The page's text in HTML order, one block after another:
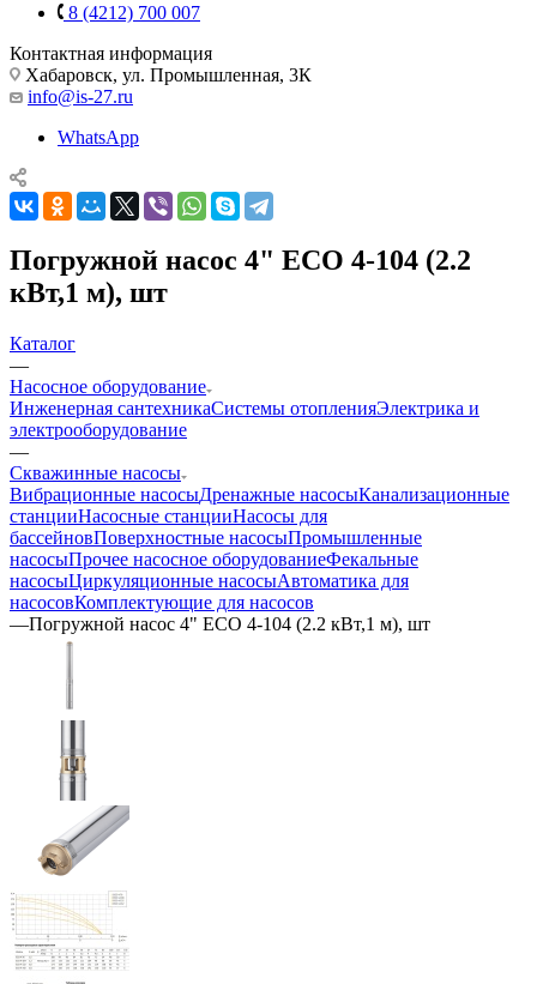
8 (4212) 700 007
Контактная информация
Хабаровск, ул. Промышленная, 3К
info@is-27.ru
WhatsApp
Погружной насос 4" ECO 4-104 (2.2
кВт,1 м), шт
Каталог
—
Насосное оборудование
Инженерная сантехникаСистемы отопленияЭлектрика и
электрооборудование
—
Скважинные насосы
Вибрационные насосыДренажные насосыКанализационные
станцииНасосные станцииНасосы для
бассейновПоверхностные насосыПромышленные
насосыПрочее насосное оборудованиеФекальные
насосыЦиркуляционные насосыАвтоматика для
насосовКомплектующие для насосов
—Погружной насос 4" ECO 4-104 (2.2 кВт,1 м), шт